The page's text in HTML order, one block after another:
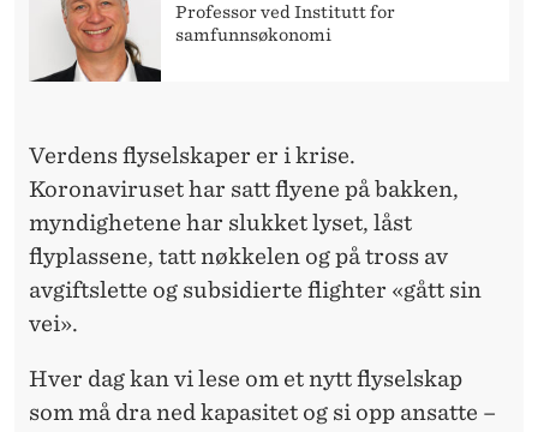
Professor ved Institutt for
samfunnsøkonomi
Verdens flyselskaper er i krise.
Koronaviruset har satt flyene på bakken,
myndighetene har slukket lyset, låst
flyplassene, tatt nøkkelen og på tross av
avgiftslette og subsidierte flighter «gått sin
vei».
Hver dag kan vi lese om et nytt flyselskap
som må dra ned kapasitet og si opp ansatte –